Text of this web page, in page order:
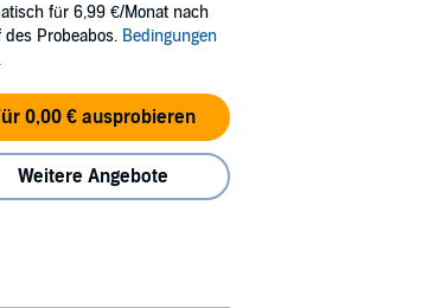
für 6,99 €/Monat nach
des Probeabos. Bedingungen
.
0,00 € ausprobieren
Weitere Angebote